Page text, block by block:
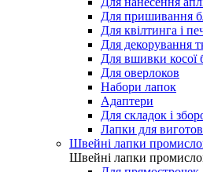
Для пришивання
Для квілтинга і
Для декорування
Для вшивки косої
Для оверлоков
Набори лапок
Адаптери
Для складок і
Лапки для
Швейні лапки
Швейні лапки